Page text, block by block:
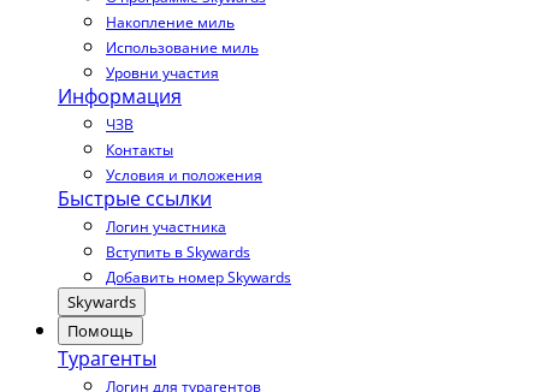
Накопление миль
Использование миль
Уровни участия
Информация
ЧЗВ
Контакты
Условия и положения
Быстрые ссылки
Логин участника
Вступить в Skywards
Добавить номер Skywards
Skywards
Помощь
Турагенты
Логин для турагентов